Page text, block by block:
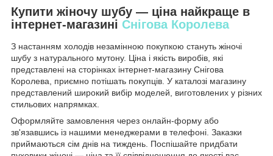
Купити жіночу шубу — ціна найкраще в
інтернет-магазині Снігова Королева
З настанням холодів незамінною покупкою стануть жіночі
шубу з натурального мутону. Ціна і якість виробів, які
представлені на сторінках інтернет-магазину Снігова
Королева, приємно потішать покупців. У каталозі магазину
представлений широкий вибір моделей, виготовлених у різних
стильових напрямках.
Оформляйте замовлення через онлайн-форму або
зв'язавшись із нашими менеджерами в телефоні. Заказки
приймаються сім днів на тиждень. Поспішайте придбати